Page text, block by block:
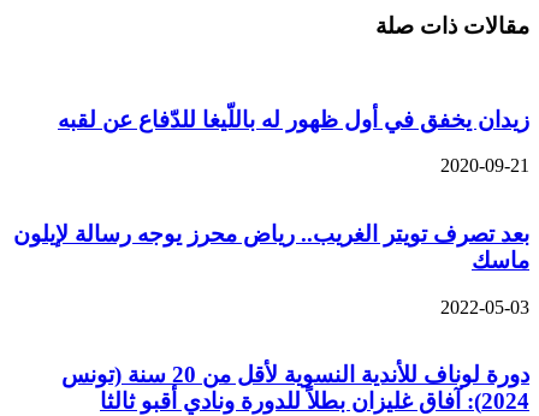
مقالات ذات صلة
زيدان يخفق في أول ظهور له باللّيغا للدّفاع عن لقبه
2020-09-21
بعد تصرف تويتر الغريب.. رياض محرز يوجه رسالة لإيلون
ماسك
2022-05-03
دورة لوناف للأندية النسوية لأقل من 20 سنة (تونس
2024): آفاق غليزان بطلاً للدورة ونادي أقبو ثالثا